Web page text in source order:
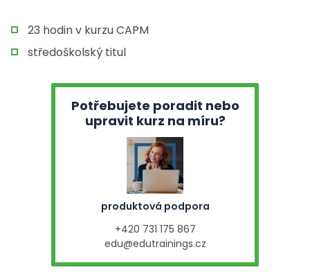
23 hodin v kurzu CAPM
středoškolský titul
Potřebujete poradit nebo
upravit kurz na míru?
produktová podpora
+420 731 175 867
edu@edutrainings.cz